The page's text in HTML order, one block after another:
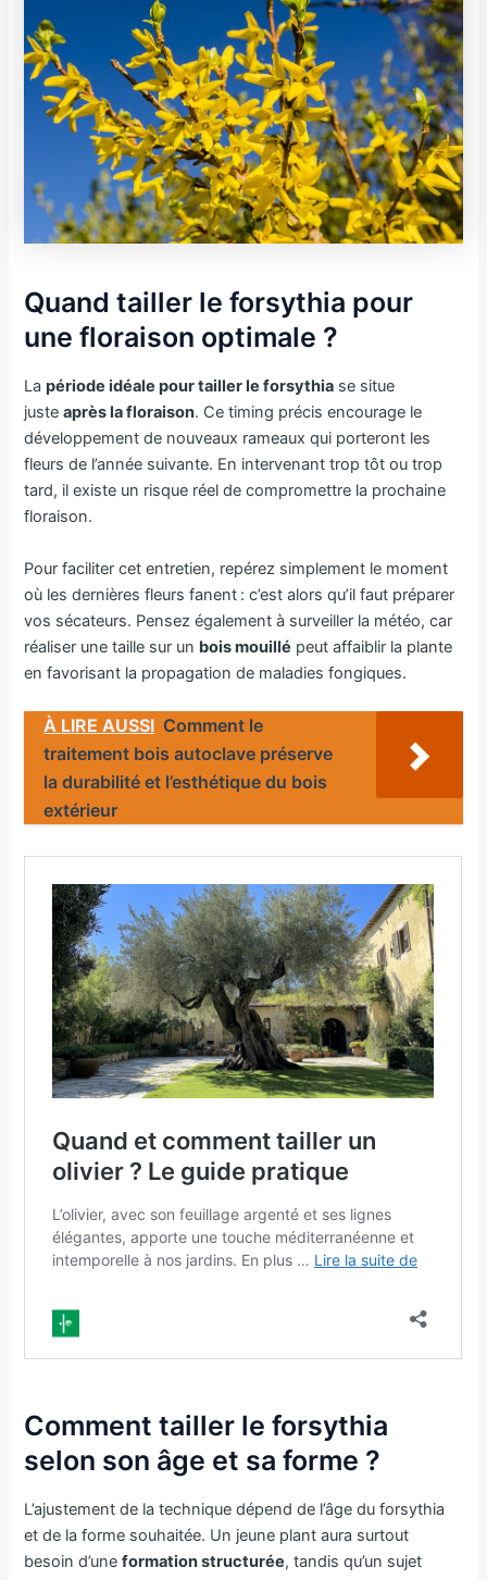
Quand tailler le forsythia pour
une floraison optimale ?
Lapériode idéale pour tailler le forsythia se situe
justeaprès la floraison. Ce timing précis encourage le
développement de nouveaux rameaux qui porteront les
fleurs de l’année suivante. En intervenant trop tôt ou trop
tard, il existe un risque réel de compromettre la prochaine
floraison.
Pour faciliter cet entretien, repérez simplement le moment
où les dernières fleurs fanent : c’est alors qu’il faut préparer
vos sécateurs. Pensez également à surveiller la météo, car
réaliser une taille sur un bois mouillé peut affaiblir la plante
en favorisant la propagation de maladies fongiques.
À LIRE AUSSI Comment le
traitement bois autoclave préserve
la durabilité et l’esthétique du bois
extérieur
Comment tailler le forsythia
selon son âge et sa forme ?
L’ajustement de la technique dépend de l’âge du forsythia
et de la forme souhaitée. Un jeune plant aura surtout
besoin d’uneformation structurée, tandis qu’un sujet